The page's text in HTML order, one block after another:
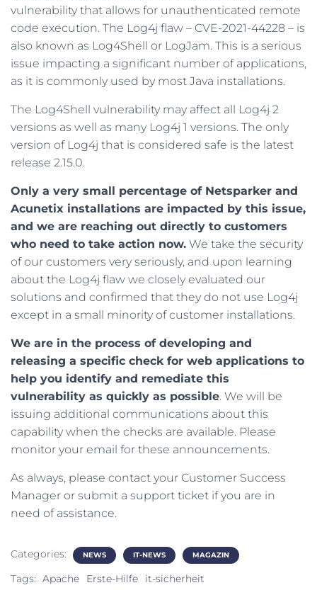
vulnerability that allows for unauthenticated remote
code execution. The Log4j flaw – CVE-2021-44228 – is
also known as Log4Shell or LogJam. This is a serious
issue impacting a significant number of applications,
as it is commonly used by most Java installations.
The Log4Shell vulnerability may affect all Log4j 2
versions as well as many Log4j 1 versions. The only
version of Log4j that is considered safe is the latest
release 2.15.0.
Only a very small percentage of Netsparker and
Acunetix installations are impacted by this issue,
and we are reaching out directly to customers
who need to take action now. We take the security
of our customers very seriously, and upon learning
about the Log4j flaw we closely evaluated our
solutions and confirmed that they do not use Log4j
except in a small minority of customer installations.
We are in the process of developing and
releasing a specific check for web applications to
help you identify and remediate this
vulnerability as quickly as possible. We will be
issuing additional communications about this
capability when the checks are available. Please
monitor your email for these announcements.
As always, please contact your Customer Success
Manager or submit a support ticket if you are in
need of assistance.
Categories: NEWS IT-NEWS MAGAZIN
Tags: Apache Erste-Hilfe it-sicherheit